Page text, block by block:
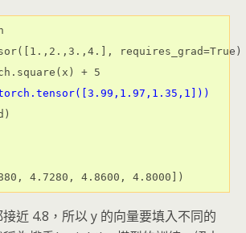
requires_grad=True)
近 4.8，所以 y 的向量要填入不同的